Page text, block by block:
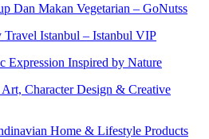
Dan Makan Vegetarian – GoNutss
Istanbul – Istanbul VIP
Expression Inspired by Nature
Character Design & Creative
Home & Lifestyle Products